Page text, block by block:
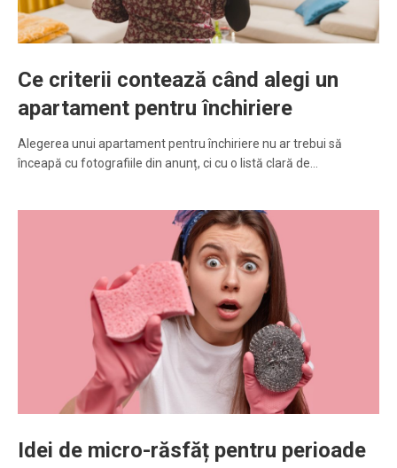
Ce criterii contează când alegi un
apartament pentru închiriere
Alegerea unui apartament pentru închiriere nu ar trebui să
înceapă cu fotografiile din anunț, ci cu o listă clară de…
Idei de micro-răsfăț pentru perioade